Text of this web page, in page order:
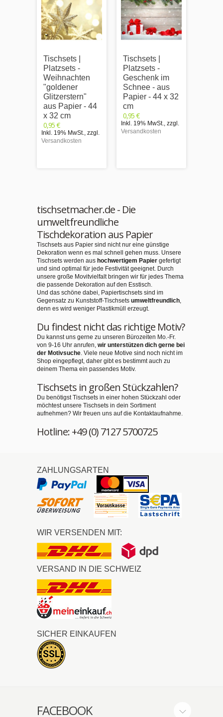
Tischsets |
Platzsets -
Weihnachten
"goldener
Glitzerstern"
aus Papier - 44
x 32 cm
0,95 €
Inkl. 19% MwSt., zzgl.
Versandkosten
Tischsets |
Platzsets -
Geschenk im
Schnee - aus
Papier - 44 x 32
cm
0,95 €
Inkl. 19% MwSt., zzgl.
Versandkosten
tischsetmacher.de - Die
umweltfreundliche
Tischdekoration aus Papier
Tischsets aus Papier sind nicht nur eine günstige
Dekoration wenn es mal schnell gehen muss. Unsere
Tischsets werden aus hochwertigem Papier gefertigt
und sind optimal für jede Festivität geeignet. Durch
unsere große Movitvielfalt bringen wir für jedes Thema
die passende Dekoration auf den Esstisch.
Und das schöne dabei, Papiertischsets sind im
Gegensatz zu Kunststoff-Tischsets umweltfreundlich,
denn es wird weniger Plastikmüll erzeugt.
Du findest nicht das richtige Motiv?
Du kannst uns gerne zu unseren Bürozeiten Mo.-Fr.
von 9-16 Uhr anrufen, wir unterstützen dich gerne bei
der Motivsuche. Viele neue Motive sind noch nicht im
Shop eingepflegt, daher gibt es bestimmt auch zu
deinem Thema ein passendes Motiv.
Tischsets in großen Stückzahlen?
Du benötigst Tischsets in einer hohen Stückzahl oder
möchtest unsere Tischsets in dein Sortiment
aufnehmen? Wir freuen uns auf die Kontaktaufnahme.
Hotline: +49 (0) 7127 5700725
ZAHLUNGSARTEN
WIR VERSENDEN MIT:
VERSAND IN DIE SCHWEIZ
SICHER EINKAUFEN
FACEBOOK